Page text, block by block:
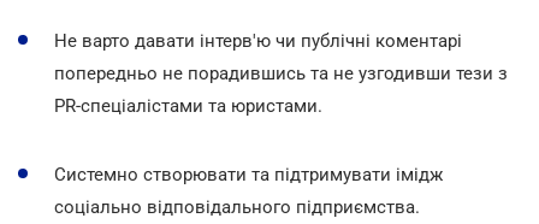
Не варто давати інтерв'ю чи публічні коментарі
попередньо не порадившись та не узгодивши тези з
PR-спеціалістами та юристами.
Системно створювати та підтримувати імідж
соціально відповідального підприємства.